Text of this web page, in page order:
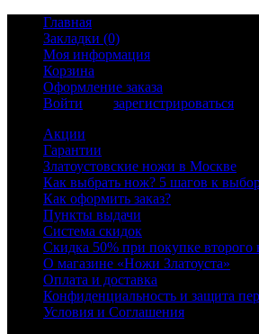
Главная
Закладки (0)
Моя информация
Корзина
Оформление заказа
Войти
зарегистрироваться
Акции
Гарантии
Златоустовские ножи в Москве
Как выбрать нож? 5 шагов к
Как оформить заказ?
Пункты выдачи
Система скидок
Скидка 50% при покупке
О магазине «Ножи Златоуста»
Оплата и доставка
Конфиденциальность и защита
Условия и Соглашения